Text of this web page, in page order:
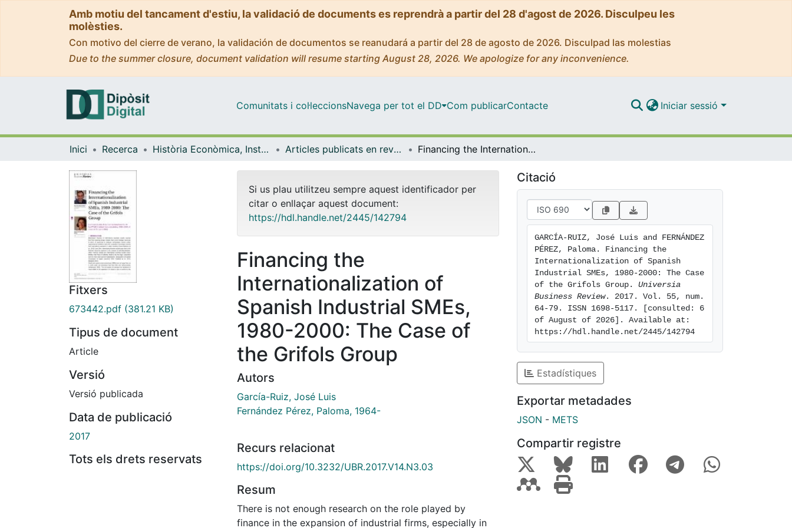
Amb motiu del tancament d'estiu, la validació de documents es reprendrà a partir del 28 d'agost de 2026. Disculpeu les
molèsties.
Con motivo del cierre de verano, la validación de documentos se reanudará a partir del 28 de agosto de 2026. Disculpad las molestias
Due to the summer closure, document validation will resume starting August 28, 2026. We apologize for any inconvenience.
Comunitats i col·leccionsNavega per tot el DD Com publicarContacte Iniciar sessió
Inici Recerca Història Econòmica, Institucions, Política i Economia Mundial Articles publicats en revistes (Història Econòmica, Institucions, Política i Economia Mundial) Financing the Internationalization of Spanish Industrial SMEs, 1980-2000: The Case of the Grifols Group
Fitxers
673442.pdf (381.21 KB)
Tipus de document
Article
Versió
Versió publicada
Data de publicació
2017
Tots els drets reservats
Si us plau utilitzeu sempre aquest identificador per
citar o enllaçar aquest document:
https://hdl.handle.net/2445/142794
Financing the
Internationalization of
Spanish Industrial SMEs,
1980-2000: The Case of
the Grifols Group
Autors
García-Ruiz, José Luis
Fernández Pérez, Paloma, 1964-
Recurs relacionat
https://doi.org/10.3232/UBR.2017.V14.N3.03
Resum
There is not enough research on the role played by
finance in the expansion of industrial firms, especially in
Citació
GARCÍA-RUIZ, José Luis and FERNÁNDEZ
PÉREZ, Paloma. Financing the
Internationalization of Spanish
Industrial SMEs, 1980-2000: The Case
of the Grifols Group. Universia
Business Review. 2017. Vol. 55, num.
64-79. ISSN 1698-5117. [consulted: 6
of August of 2026]. Available at:
https://hdl.handle.net/2445/142794
Estadístiques
Exportar metadades
JSON - METS
Compartir registre